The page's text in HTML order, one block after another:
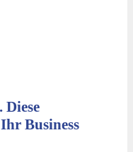
Business